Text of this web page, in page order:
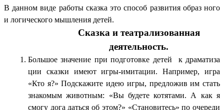
В данном виде работы сказка это способ развития образ ного
и логического мышления детей.
Сказка и театрализованная
деятельность.
Большое значение при подготовке детей к драматиза
ции сказки имеют игры-имитации. Например, игра
«Кто я?» Подскажите идею игры, предложив им стать
знакомым животным: «Вы будете котятами. А как я
смогу дога даться об этом?» «Становитесь» по очереди